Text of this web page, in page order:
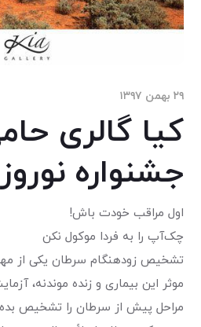
۲۹ بهمن ۱۳۹۷
کیا گالری
جشنواره نوروزی
اول مراقب خودت باش!
چک‌آپ را به فردا موکول نکن
تشخیص زودهنگام سرطان یکی از
موثر این بیماری و زنده موندنه،
مراحل پیش از سرطان را تشخیص بده